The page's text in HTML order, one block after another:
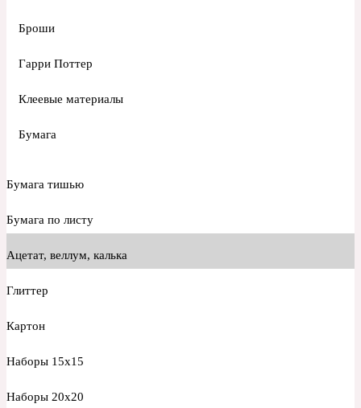
Броши
Гарри Поттер
Клеевые материалы
Бумага
Бумага тишью
Бумага по листу
Ацетат, веллум, калька
Глиттер
Картон
Наборы 15х15
Наборы 20х20